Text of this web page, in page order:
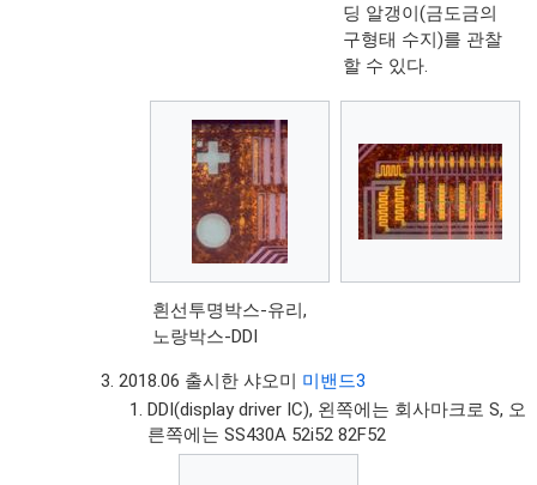
딩 알갱이(금도금의
구형태 수지)를 관찰
할 수 있다.
흰선투명박스-유리,
노랑박스-DDI
2018.06 출시한 샤오미 미밴드3
DDI(display driver IC), 왼쪽에는 회사마크로 S, 오
른쪽에는 SS430A 52i52 82F52